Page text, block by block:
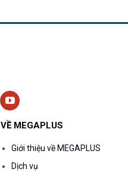
VỀ MEGAPLUS
Giới thiệu về MEGAPLUS
Dịch vụ